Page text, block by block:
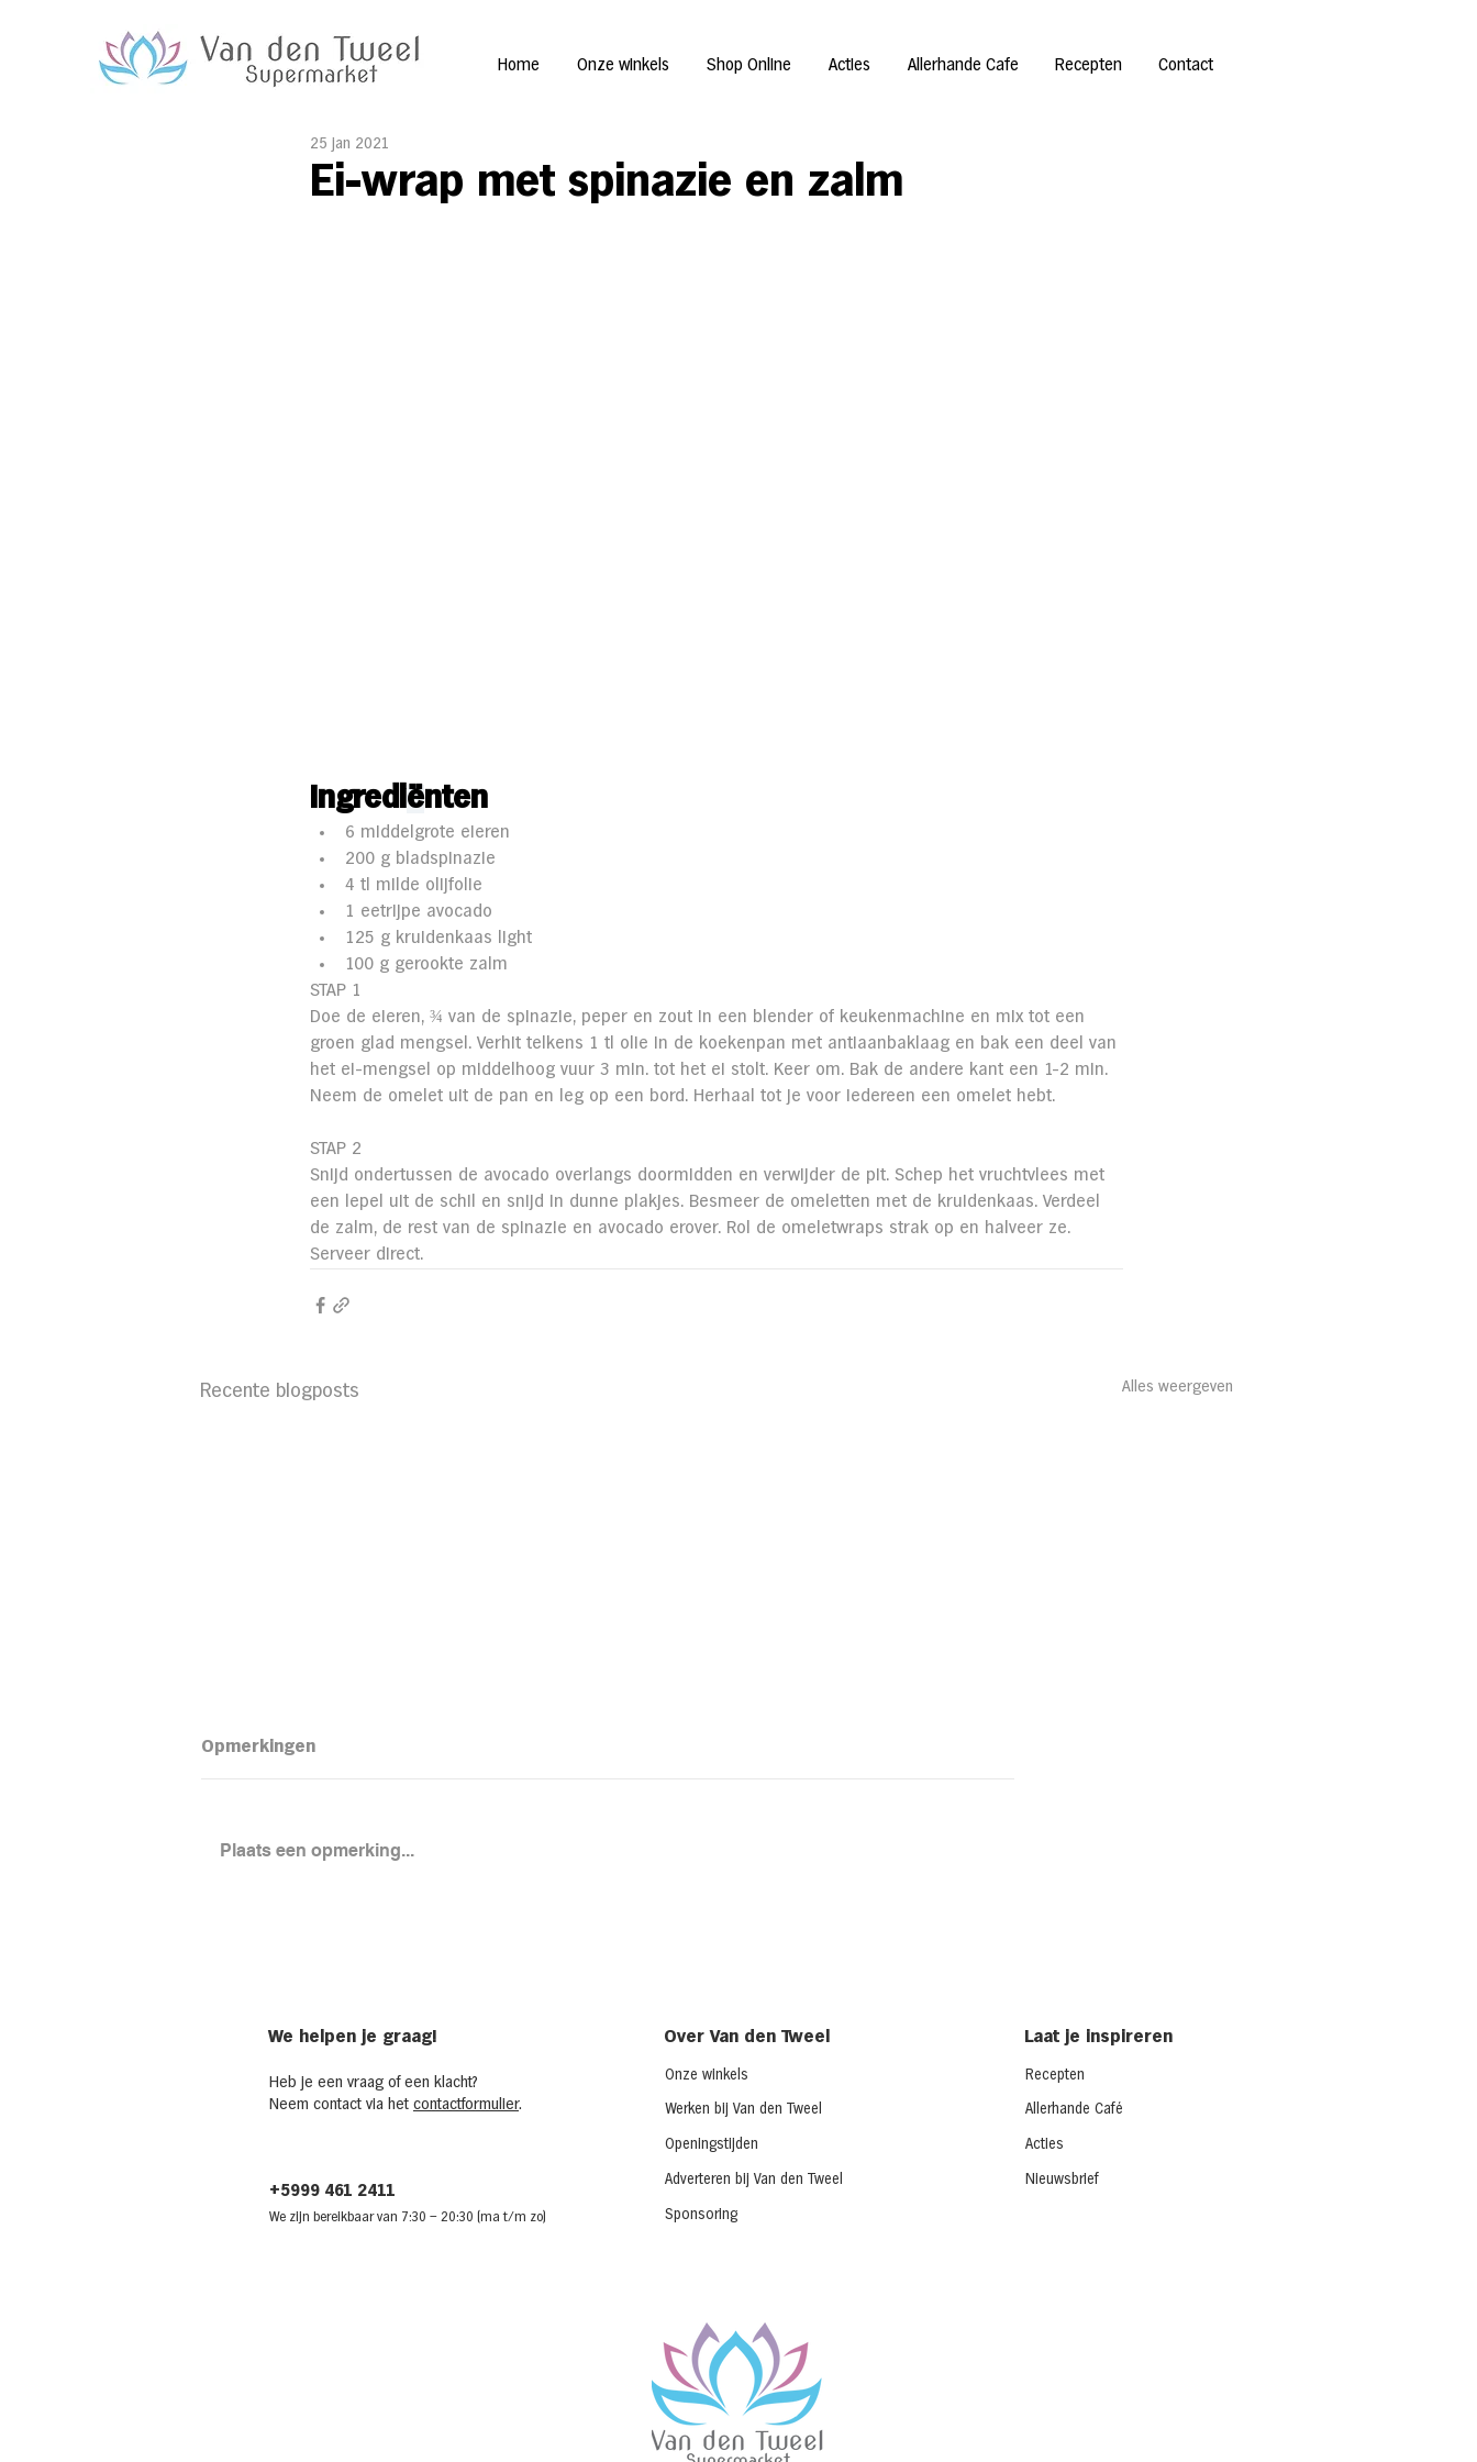
Home Onze winkels Shop Online Acties Allerhande Cafe Recepten Contact
Ei-wrap met spi­na­zie en zalm
25 jan 2021
Ingrediënten
6 middelgrote eieren
200 g bladspinazie
4 tl milde olijfolie
1 eetrijpe avocado
125 g kruidenkaas light
100 g gerookte zalm
STAP 1
Doe de eieren, ¾ van de spinazie, peper en zout in een blender of keukenmachine en mix tot een
groen glad mengsel. Verhit telkens 1 tl olie in de koekenpan met antiaanbaklaag en bak een deel van
het ei-mengsel op middelhoog vuur 3 min. tot het ei stolt. Keer om. Bak de andere kant een 1-2 min.
Neem de omelet uit de pan en leg op een bord. Herhaal tot je voor iedereen een omelet hebt.
STAP 2
Snijd ondertussen de avocado overlangs doormidden en verwijder de pit. Schep het vruchtvlees met
een lepel uit de schil en snijd in dunne plakjes. Besmeer de omeletten met de kruidenkaas. Verdeel
de zalm, de rest van de spinazie en avocado erover. Rol de omeletwraps strak op en halveer ze.
Serveer direct.
Recente blogposts Alles weergeven
Opmerkingen
Plaats een opmerking...
We helpen je graag!
Heb je een vraag of een klacht?
Neem contact via het contactformulier.
+5999 461 2411
We zijn bere ikbaar van 7:30 – 20:30 (ma t/m zo)
Over Van den Tweel
Onze winkels
Werken bij Van den Tweel
Openingstijden
Adverteren bij Van den Tweel
Sponsoring
Laat je inspireren
Recepten
Allerhande Café
Acties
Nieuwsbrief